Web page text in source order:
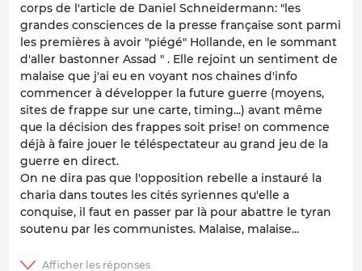
corps de l'article de Daniel Schneidermann: "les
grandes consciences de la presse française sont parmi
les premières à avoir "piégé" Hollande, en le sommant
d'aller bastonner Assad " . Elle rejoint un sentiment de
malaise que j'ai eu en voyant nos chaines d'info
commencer à développer la future guerre (moyens,
sites de frappe sur une carte, timing...) avant même
que la décision des frappes soit prise! on commence
déjà à faire jouer le téléspectateur au grand jeu de la
guerre en direct.
On ne dira pas que l'opposition rebelle a instauré la
charia dans toutes les cités syriennes qu'elle a
conquise, il faut en passer par là pour abattre le tyran
soutenu par les communistes. Malaise, malaise...